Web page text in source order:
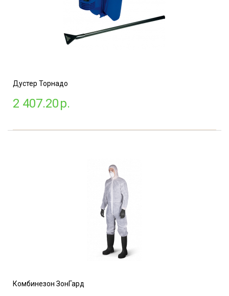
Дустер Торнадо
2 407.20р.
Комбинезон ЗонГард